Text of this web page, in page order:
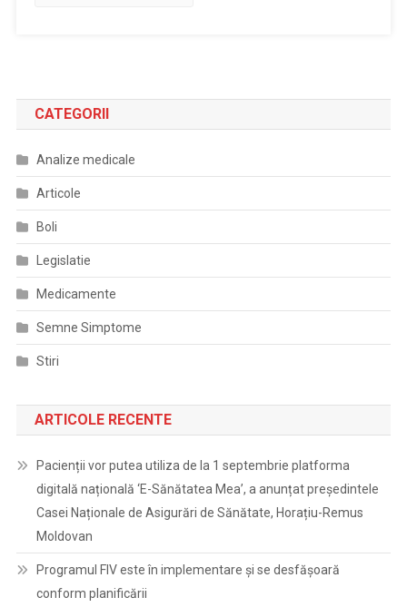
CATEGORII
Analize medicale
Articole
Boli
Legislatie
Medicamente
Semne Simptome
Stiri
ARTICOLE RECENTE
Pacienții vor putea utiliza de la 1 septembrie platforma
digitală națională ‘E-Sănătatea Mea’, a anunțat președintele
Casei Naționale de Asigurări de Sănătate, Horațiu-Remus
Moldovan
Programul FIV este în implementare și se desfășoară
conform planificării